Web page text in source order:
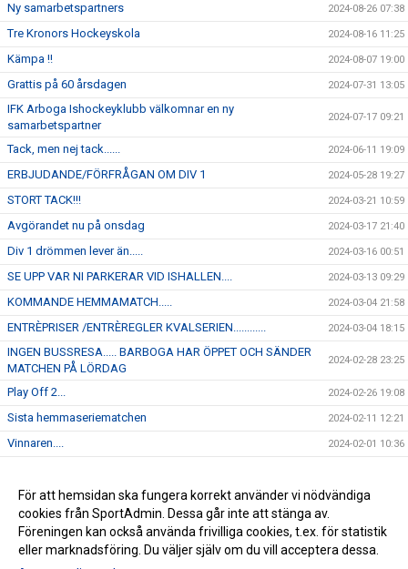
Ny samarbetspartners 2024-08-26 07:38
Tre Kronors Hockeyskola 2024-08-16 11:25
Kämpa !! 2024-08-07 19:00
Grattis på 60 årsdagen 2024-07-31 13:05
IFK Arboga Ishockeyklubb välkomnar en ny
samarbetspartner
2024-07-17 09:21
Tack, men nej tack...... 2024-06-11 19:09
ERBJUDANDE/FÖRFRÅGAN OM DIV 1 2024-05-28 19:27
STORT TACK!!! 2024-03-21 10:59
Avgörandet nu på onsdag 2024-03-17 21:40
Div 1 drömmen lever än..... 2024-03-16 00:51
SE UPP VAR NI PARKERAR VID ISHALLEN.... 2024-03-13 09:29
KOMMANDE HEMMAMATCH..... 2024-03-04 21:58
ENTRÈPRISER /ENTRÈREGLER KVALSERIEN............ 2024-03-04 18:15
INGEN BUSSRESA..... BARBOGA HAR ÖPPET OCH SÄNDER
MATCHEN PÅ LÖRDAG
2024-02-28 23:25
Play Off 2... 2024-02-26 19:08
Sista hemmaseriematchen 2024-02-11 12:21
Vinnaren.... 2024-02-01 10:36
Kommande hemmamatch..... 2024-01-22 12:45
NYHET... 2024-01-16 16:23
För att hemsidan ska fungera korrekt använder vi nödvändiga
cookies från SportAdmin. Dessa går inte att stänga av.
Föreningen kan också använda frivilliga cookies, t.ex. för statistik
eller marknadsföring. Du väljer själv om du vill acceptera dessa.